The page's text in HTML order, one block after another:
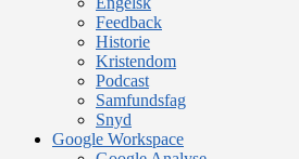
Feedback
Historie
Kristendom
Podcast
Samfundsfag
Snyd
Google Workspace